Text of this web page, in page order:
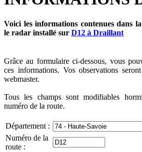
Voici les informations contenues dans
le radar installé sur D12 à Draillant
Grâce au formulaire ci-dessous, vous
ces informations. Vos observations
webmaster.
Tous les champs sont modifiables
numéro de la route.
Département :
Numéro de la
route :